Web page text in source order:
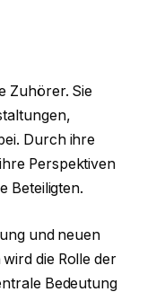
Zuhörer. Sie
Durch ihre
Perspektiven
Beteiligten.
und neuen
die Rolle der
Bedeutung